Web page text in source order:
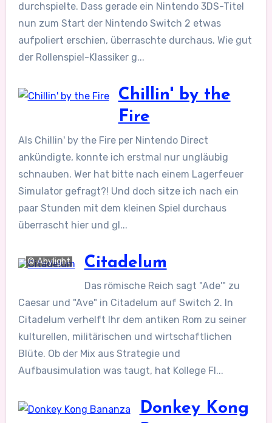
durchspielte. Dass gerade ein Nintendo 3DS-Titel
nun zum Start der Nintendo Switch 2 etwas
aufpoliert erschien, überraschte durchaus. Wie gut
der Rollenspiel-Klassiker g...
Chillin' by the
Fire
Als Chillin' by the Fire per Nintendo Direct
ankündigte, konnte ich erstmal nur ungläubig
schnauben. Wer hat bitte nach einem Lagerfeuer
Simulator gefragt?! Und doch sitze ich nach ein
paar Stunden mit dem kleinen Spiel durchaus
überrascht hier und gl...
© Abylight Citadelum
Das römische Reich sagt "Ade'" zu
Caesar und "Ave" in Citadelum auf Switch 2. In
Citadelum verhelft Ihr dem antiken Rom zu seiner
kulturellen, militärischen und wirtschaftlichen
Blüte. Ob der Mix aus Strategie und
Aufbausimulation was taugt, hat Kollege Fl...
Donkey Kong